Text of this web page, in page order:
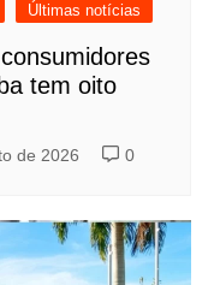
Últimas notícias
tem oito
de 2026 0